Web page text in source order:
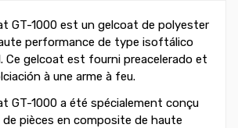
GT-1000 est un gelcoat de polyester
performance de type isoftálico
Ce gelcoat est fourni preacelerado et
à une arme à feu.
GT-1000 a été spécialement conçu
de pièces en composite de haute